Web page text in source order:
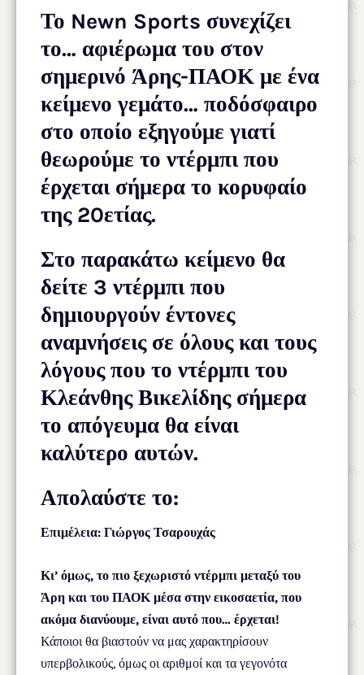
Το Newn Sports συνεχίζει
το… αφιέρωμα του στον
σημερινό Άρης-ΠΑΟΚ με ένα
κείμενο γεμάτο… ποδόσφαιρο
στο οποίο εξηγούμε γιατί
θεωρούμε το ντέρμπι που
έρχεται σήμερα το κορυφαίο
της 20ετίας.
Στο παρακάτω κείμενο θα
δείτε 3 ντέρμπι που
δημιουργούν έντονες
αναμνήσεις σε όλους και τους
λόγους που το ντέρμπι του
Κλεάνθης Βικελίδης σήμερα
το απόγευμα θα είναι
καλύτερο αυτών.
Απολαύστε το:
Επιμέλεια: Γιώργος Τσαρουχάς
Κι’ όμως, το πιο ξεχωριστό ντέρμπι μεταξύ του
Άρη και του ΠΑΟΚ μέσα στην εικοσαετία, που
ακόμα διανύουμε, είναι αυτό που… έρχεται!
Κάποιοι θα βιαστούν να μας χαρακτηρίσουν
υπερβολικούς, όμως οι αριθμοί και τα γεγονότα